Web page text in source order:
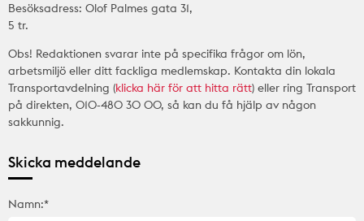
Besöksadress: Olof Palmes gata 31,
5 tr.
Obs! Redaktionen svarar inte på specifika frågor om lön,
arbetsmiljö eller ditt fackliga medlemskap. Kontakta din lokala
Transportavdelning (klicka här för att hitta rätt) eller ring Transport
på direkten, 010-480 30 00, så kan du få hjälp av någon
sakkunnig.
Skicka meddelande
Namn:*